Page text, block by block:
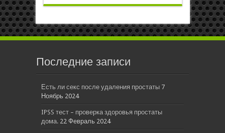
Последние записи
Есть ли секс после удаления простаты 7
Ноябрь 2024
IPSS тест – проверка здоровья простаты
дома. 22 Февраль 2024